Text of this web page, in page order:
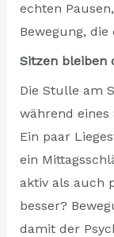
echten
Bewegung,
Sitzen bleiben
Die Stulle am
während
Ein paar
ein
aktiv als auch
besser?
damit der